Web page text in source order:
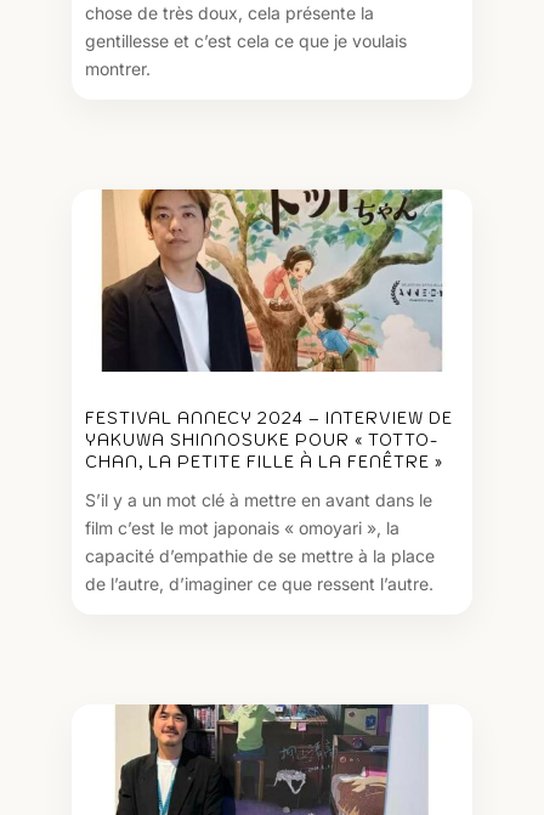
chose de très doux, cela présente la
gentillesse et c’est cela ce que je voulais
montrer.
FESTIVAL ANNECY 2024 – INTERVIEW DE
YAKUWA SHINNOSUKE POUR « TOTTO-
CHAN, LA PETITE FILLE À LA FENÊTRE »
S’il y a un mot clé à mettre en avant dans le
film c’est le mot japonais « omoyari », la
capacité d’empathie de se mettre à la place
de l’autre, d’imaginer ce que ressent l’autre.